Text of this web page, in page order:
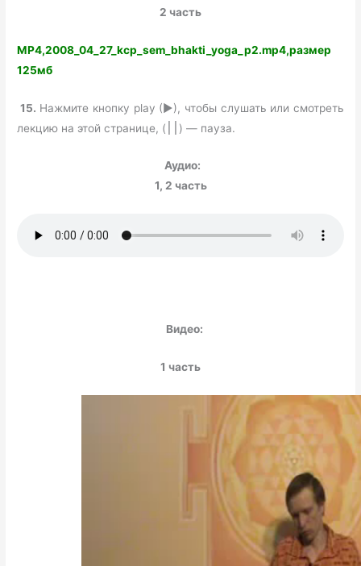
2 часть
MP4,2008_04_27_kcp_sem_bhakti_yoga_p2.mp4,размер
125мб
15. Нажмите кнопку play (►), чтобы слушать или смотреть
лекцию на этой странице, (
) — пауза.
Аудио:
1, 2 часть
Видео:
1 часть